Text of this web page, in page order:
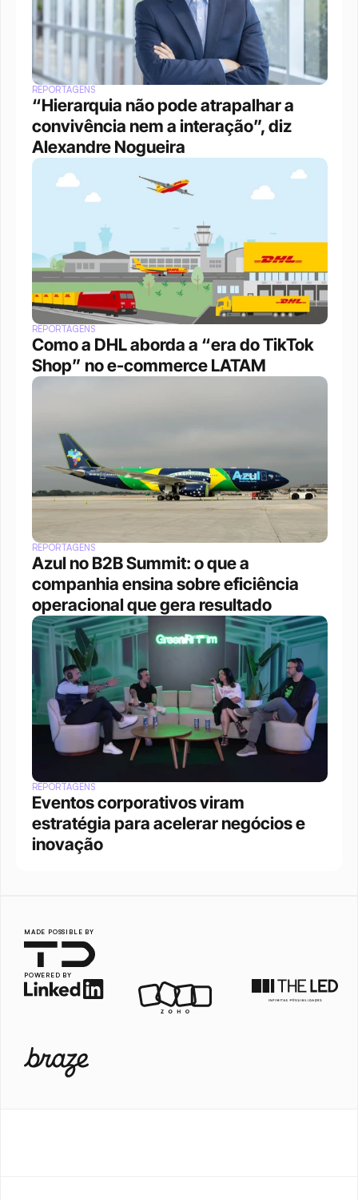
REPORTAGENS
“Hierarquia não pode atrapalhar a
convivência nem a interação”, diz
Alexandre Nogueira
REPORTAGENS
Como a DHL aborda a “era do TikTok
Shop” no e-commerce LATAM
REPORTAGENS
Azul no B2B Summit: o que a
companhia ensina sobre eficiência
operacional que gera resultado
REPORTAGENS
Eventos corporativos viram
estratégia para acelerar negócios e
inovação
MADE POSSIBLE BY
POWERED BY